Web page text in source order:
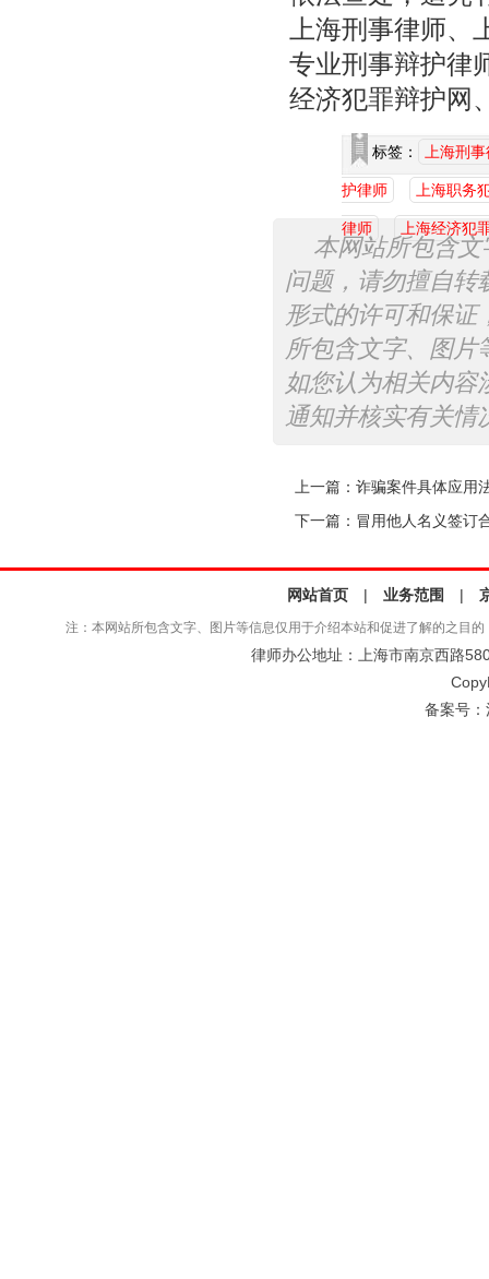
上海刑事律师
专业刑事辩护律
经济犯罪辩护网
标签： 上海刑
护律师 上海职务
律师 上海经济犯
本网站所包含
问题，请勿擅自转
形式的许可和保证
所包含文字、图片
如您认为相关内容
通知并核实有关情
上一篇： 诈骗案件具体应用
下一篇： 冒用他人名义签订
网站首页 | 业务范围 |
注：本网站所包含文字、图片等信息仅用于介绍本站和促进了解的之目
律师办公地址：上海市南京西路
备案号：